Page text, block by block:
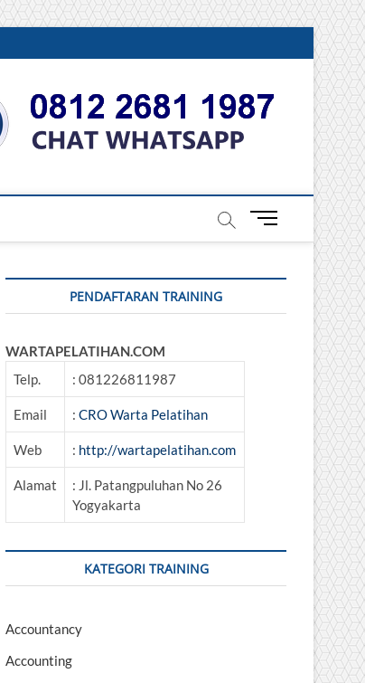
M
u
u
PENDAFTARAN TRAINING
WARTAPELATIHAN.COM
Telp.
: 081226811987
Email : CRO Warta Pelatihan
Web : http://wartapelatihan.com
Alamat
: Jl. Patangpuluhan No 26
Yogyakarta
KATEGORI TRAINING
Accountancy
Accounting